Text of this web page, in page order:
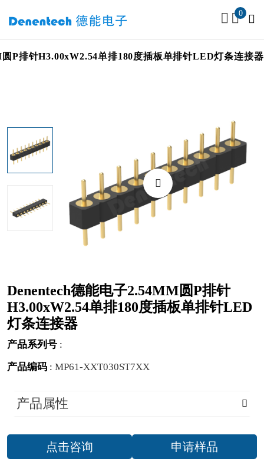
0
H3.00xW2.54单排180度插板单排针LED灯条连接器
Denentech德能电子2.54MM圆P排针
H3.00xW2.54单排180度插板单排针LED
灯条连接器
产品系列号 :
产品编码 : MP61-XXT030ST7XX
产品属性
点击咨询 申请样品